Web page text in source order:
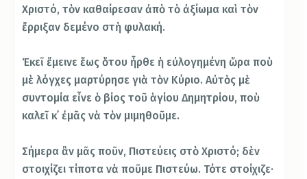
Χριστό, τὸν καθαίρεσαν ἀπὸ τὸ ἀξίωμα καὶ τὸν
ἔρριξαν δεμένο στὴ φυλακή.
Ἐκεῖ ἔμεινε ἕως ὅ­του ἦρθε ἡ εὐλογημένη ὥρα ποὺ
μὲ λόγχες μαρτύρησε γιὰ τὸν Κύριο. Αὐτὸς μὲ
συντομία εἶνε ὁ βίος τοῦ ἁγίου Δημητρίου, ποὺ
καλεῖ κ᾽ ἐμᾶς νὰ τὸν μιμηθοῦμε.
Σήμερα ἂν μᾶς ποῦν, Πιστεύεις στὸ Χριστό; δὲν
στοι­χίζει τίποτα νὰ ποῦμε Πιστεύω. Τότε στοίχιζε·